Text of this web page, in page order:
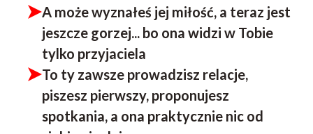
A może wyznałeś jej miłość, a teraz jest
jeszcze gorzej... bo ona widzi w Tobie
tylko przyjaciela
To ty zawsze prowadzisz relacje,
piszesz pierwszy, proponujesz
spotkania, a ona praktycznie nic od